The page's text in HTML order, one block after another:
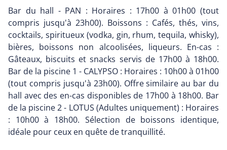
Bar du hall - PAN : Horaires : 17h00 à 01h00 (tout
compris jusqu'à 23h00). Boissons : Cafés, thés, vins,
cocktails, spiritueux (vodka, gin, rhum, tequila, whisky),
bières, boissons non alcoolisées, liqueurs. En-cas :
Gâteaux, biscuits et snacks servis de 17h00 à 18h00.
Bar de la piscine 1 - CALYPSO : Horaires : 10h00 à 01h00
(tout compris jusqu'à 23h00). Offre similaire au bar du
hall avec des en-cas disponibles de 17h00 à 18h00. Bar
de la piscine 2 - LOTUS (Adultes uniquement) : Horaires
: 10h00 à 18h00. Sélection de boissons identique,
idéale pour ceux en quête de tranquillité.